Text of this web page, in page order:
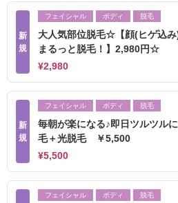
新
規
フェイシャル ボディ 脱毛
大人気部位脱毛☆【顔(ヒゲ込
まるっと脱毛！】2,980円☆
¥2,980
新
規
フェイシャル ボディ 脱毛
毎朝が楽になる♪即日ツルツル
毛＋光脱毛 ￥5,500
¥5,500
フェイシャル ボディ 脱毛